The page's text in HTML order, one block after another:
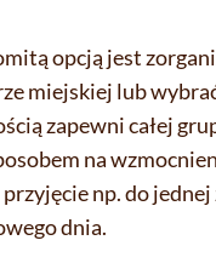
opcją jest
miejskiej lub
zapewni całej
na
np. do
dnia.